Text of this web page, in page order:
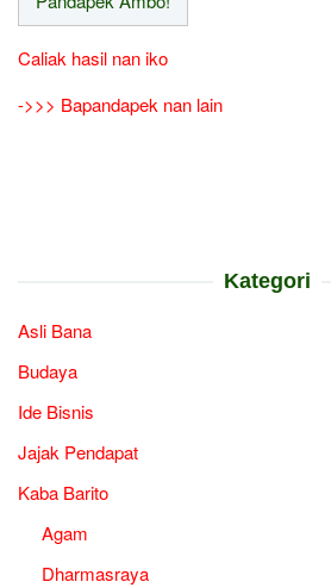
Caliak hasil nan iko
->>> Bapandapek nan lain
Kategori
Asli Bana
Budaya
Ide Bisnis
Jajak Pendapat
Kaba Barito
Agam
Dharmasraya